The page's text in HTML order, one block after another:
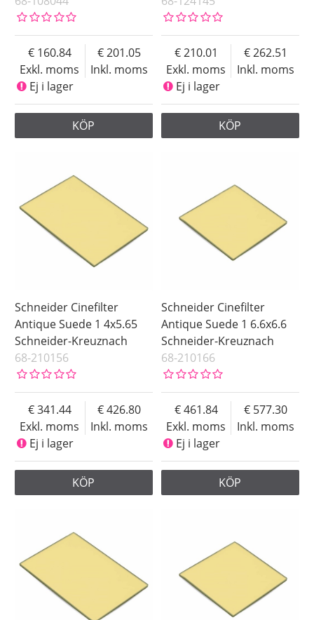
Exkl. moms
160.84
Inkl. moms
201.05
Ej i lager
KÖP
Exkl. moms
210.01
Inkl. moms
262.51
Ej i lager
KÖP
Schneider Cinefilter
Antique Suede 1 4x5.65
Schneider-Kreuznach
68-210156
Exkl. moms
341.44
Inkl. moms
426.80
Ej i lager
KÖP
Schneider Cinefilter
Antique Suede 1 6.6x6.6
Schneider-Kreuznach
68-210166
Exkl. moms
461.84
Inkl. moms
577.30
Ej i lager
KÖP